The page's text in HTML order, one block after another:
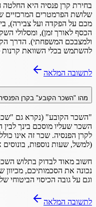
בחירת קרן פנסיה היא
שלושת הפרמטרים המרכזיים
מכם על הפקדה ועל צבירה),
הכסף לאורך זמן), ומסלולי
ולמצבכם המשפחתי). הדרך
להשתמש בכלי השוואת קרנות
לתשובה המלאה
מהו "השכר הקובע" בקרן
"השכר הקובע" (נקרא גם
השכר שעליו מוסכם בינך לבין
לקרן הפנסיה. שכר זה אינו
(למשל, שעות נוספות, בונוסים
חשוב מאוד לבדוק בתלוש
נכונה את הסכמותיכם, מכיוון
וגם על גובה הכיסוי הביטוחי
לתשובה המלאה